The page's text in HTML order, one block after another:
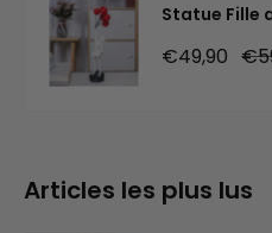
Statue Fille
Prix
réduit
€49,90
Articles les plus lus